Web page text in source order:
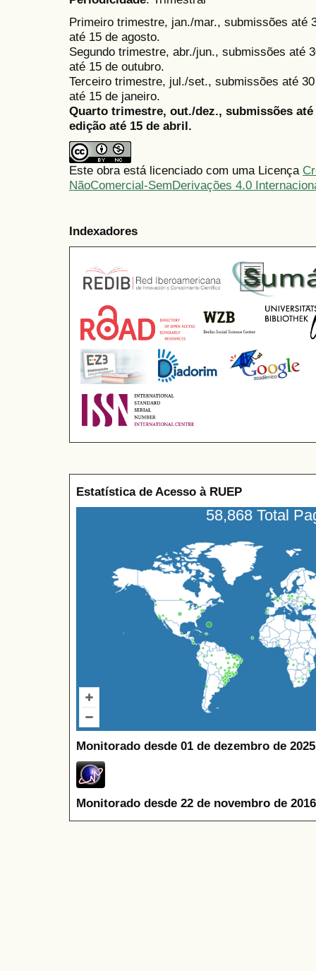
Primeiro trimestre, jan./mar., submissões até
até 15 de agosto.
Segundo trimestre, abr./jun., submissões até
até 15 de outubro.
Terceiro trimestre, jul./set., submissões até
até 15 de janeiro.
Quarto trimestre, out./dez., submissões
edição até 15 de abril.
Este obra está licenciado com uma Licença
NãoComercial-SemDerivações 4.0
Indexadores
Estatística de Acesso à RUEP
58,868 Total
Monitorado desde 01 de dezembro de
Monitorado desde 22 de novembro de